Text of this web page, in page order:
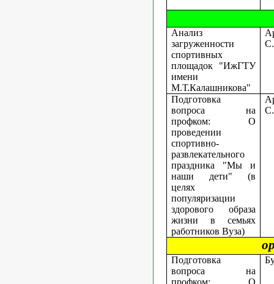
Анализ
загруженности
спортивных
площадок "ИжГТУ
имени
М.Т.Калашникова"
Подготовка
вопроса на
профком: О
проведении
спортивно-
развлекательного
праздника "Мы и
наши дети" (в
целях
популяризации
здорового образа
жизни в семьях
работников Вуза)
Подготовка
вопроса на
профком: О